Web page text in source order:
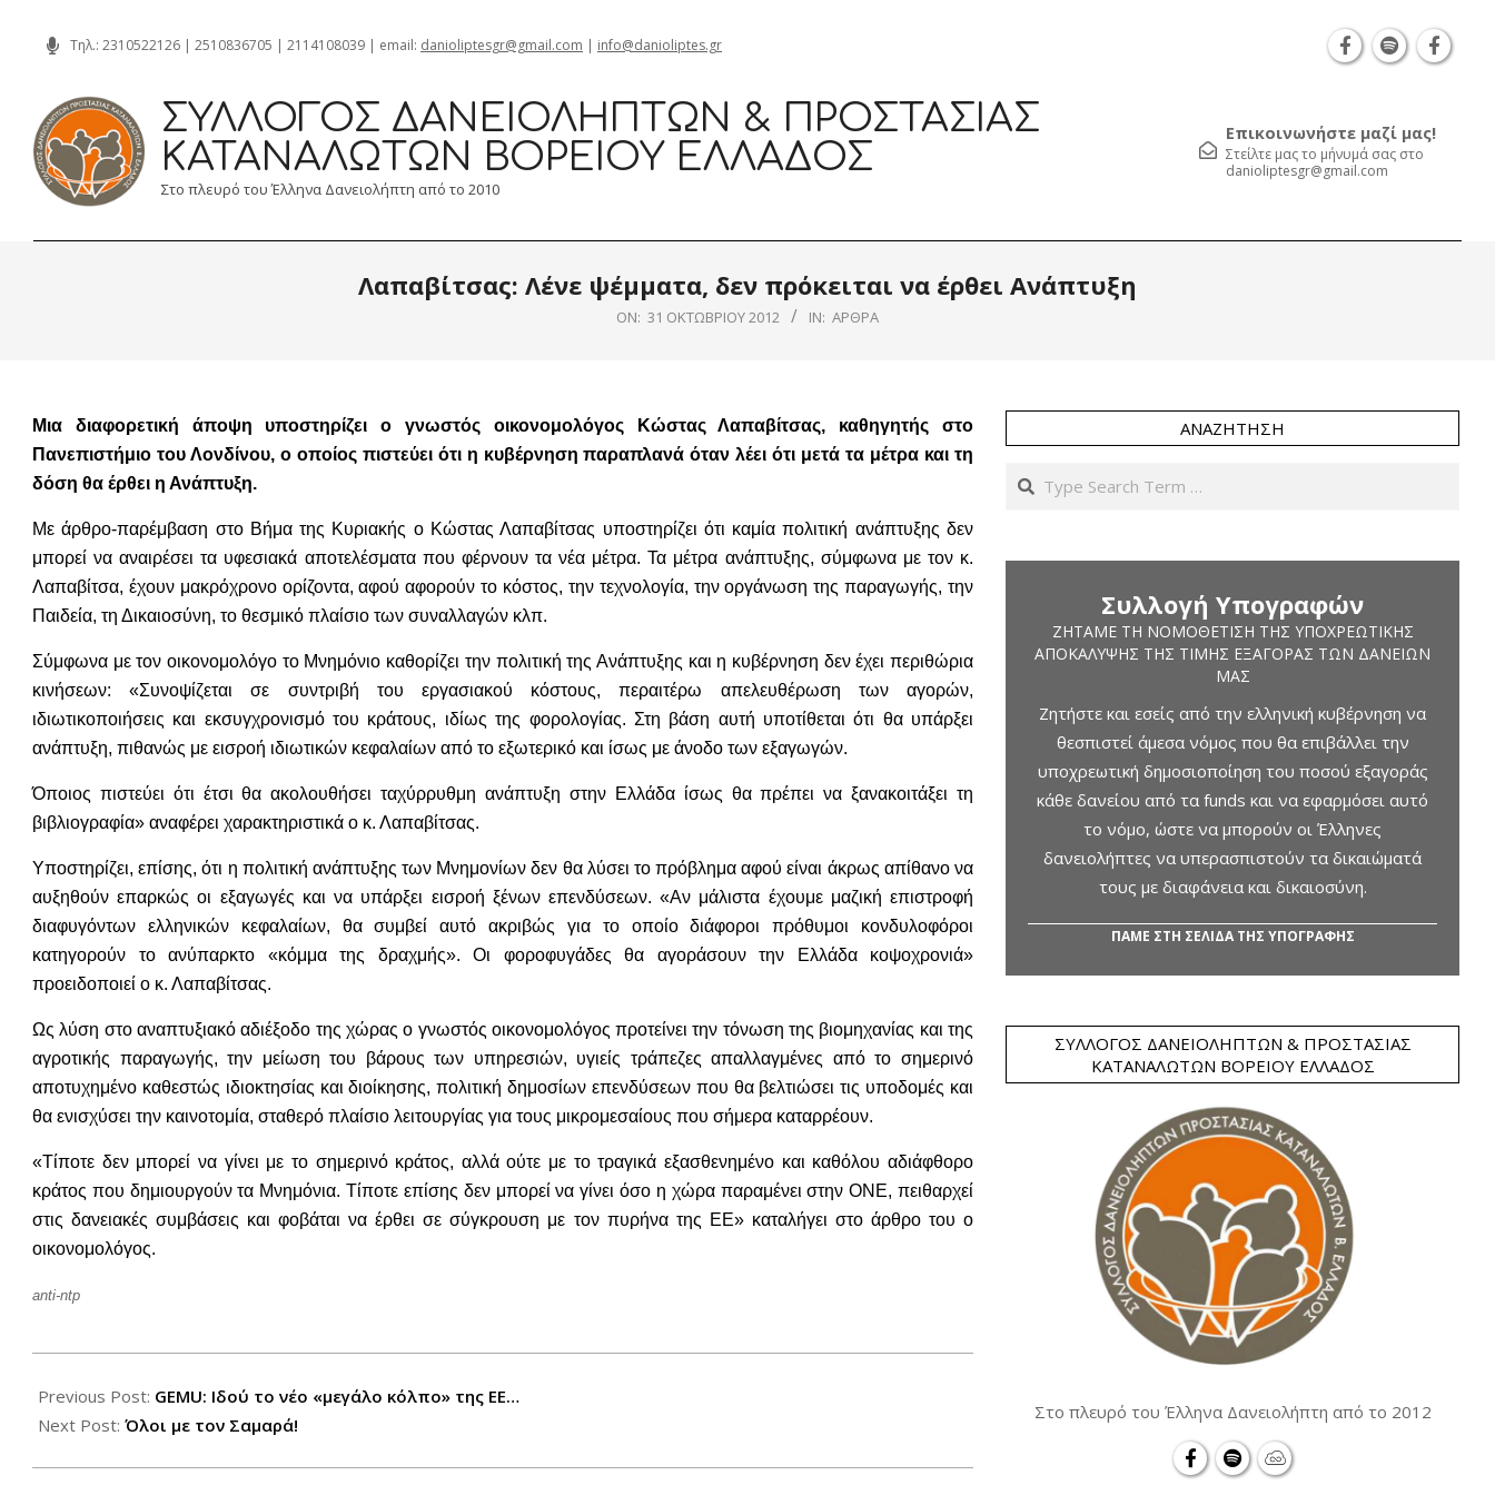
content
Τηλ.: 2310522126 | 2510836705 | 2114108039 | email: danioliptesgr@gmail.com | info@danioliptes.gr
ΣΎΛΛΟΓΟΣ ΔΑΝΕΙΟΛΗΠΤΏΝ & ΠΡΟΣΤΑΣΊΑΣ
ΚΑΤΑΝΑΛΩΤΏΝ ΒΟΡΕΊΟΥ ΕΛΛΆΔΟΣ
Στο πλευρό του Έλληνα Δανειολήπτη από το 2010
Επικοινωνήστε μαζί μας!
Στείλτε μας το μήνυμά σας στο
danioliptesgr@gmail.com
Λαπαβίτσας: Λένε ψέμματα, δεν πρόκειται να έρθει Ανάπτυξη
ON: 31 ΟΚΤΩΒΡΊΟΥ 2012 IN: ΆΡΘΡΑ
Μια διαφορετική άποψη υποστηρίζει ο γνωστός οικονομολόγος Κώστας Λαπαβίτσας, καθηγητής στο
Πανεπιστήμιο του Λονδίνου, ο οποίος πιστεύει ότι η κυβέρνηση παραπλανά όταν λέει ότι μετά τα μέτρα και τη
δόση θα έρθει η Ανάπτυξη.
Με άρθρο-παρέμβαση στο Βήμα της Κυριακής ο Κώστας Λαπαβίτσας υποστηρίζει ότι καμία πολιτική ανάπτυξης δεν
μπορεί να αναιρέσει τα υφεσιακά αποτελέσματα που φέρνουν τα νέα μέτρα. Τα μέτρα ανάπτυξης, σύμφωνα με τον κ.
Λαπαβίτσα, έχουν μακρόχρονο ορίζοντα, αφού αφορούν το κόστος, την τεχνολογία, την οργάνωση της παραγωγής, την
Παιδεία, τη Δικαιοσύνη, το θεσμικό πλαίσιο των συναλλαγών κλπ.
Σύμφωνα με τον οικονομολόγο το Μνημόνιο καθορίζει την πολιτική της Ανάπτυξης και η κυβέρνηση δεν έχει περιθώρια
κινήσεων: «Συνοψίζεται σε συντριβή του εργασιακού κόστους, περαιτέρω απελευθέρωση των αγορών,
ιδιωτικοποιήσεις και εκσυγχρονισμό του κράτους, ιδίως της φορολογίας. Στη βάση αυτή υποτίθεται ότι θα υπάρξει
ανάπτυξη, πιθανώς με εισροή ιδιωτικών κεφαλαίων από το εξωτερικό και ίσως με άνοδο των εξαγωγών.
Όποιος πιστεύει ότι έτσι θα ακολουθήσει ταχύρρυθμη ανάπτυξη στην Ελλάδα ίσως θα πρέπει να ξανακοιτάξει τη
βιβλιογραφία» αναφέρει χαρακτηριστικά ο κ. Λαπαβίτσας.
Υποστηρίζει, επίσης, ότι η πολιτική ανάπτυξης των Μνημονίων δεν θα λύσει το πρόβλημα αφού είναι άκρως απίθανο να
αυξηθούν επαρκώς οι εξαγωγές και να υπάρξει εισροή ξένων επενδύσεων. «Αν μάλιστα έχουμε μαζική επιστροφή
διαφυγόντων ελληνικών κεφαλαίων, θα συμβεί αυτό ακριβώς για το οποίο διάφοροι πρόθυμοι κονδυλοφόροι
κατηγορούν το ανύπαρκτο «κόμμα της δραχμής». Οι φοροφυγάδες θα αγοράσουν την Ελλάδα κοψοχρονιά»
προειδοποιεί ο κ. Λαπαβίτσας.
Ως λύση στο αναπτυξιακό αδιέξοδο της χώρας ο γνωστός οικονομολόγος προτείνει την τόνωση της βιομηχανίας και της
αγροτικής παραγωγής, την μείωση του βάρους των υπηρεσιών, υγιείς τράπεζες απαλλαγμένες από το σημερινό
αποτυχημένο καθεστώς ιδιοκτησίας και διοίκησης, πολιτική δημοσίων επενδύσεων που θα βελτιώσει τις υποδομές και
θα ενισχύσει την καινοτομία, σταθερό πλαίσιο λειτουργίας για τους μικρομεσαίους που σήμερα καταρρέουν.
«Τίποτε δεν μπορεί να γίνει με το σημερινό κράτος, αλλά ούτε με το τραγικά εξασθενημένο και καθόλου αδιάφθορο
κράτος που δημιουργούν τα Μνημόνια. Τίποτε επίσης δεν μπορεί να γίνει όσο η χώρα παραμένει στην ΟΝΕ, πειθαρχεί
στις δανειακές συμβάσεις και φοβάται να έρθει σε σύγκρουση με τον πυρήνα της ΕΕ» καταλήγει στο άρθρο του ο
οικονομολόγος.
anti-ntp
10-
31
Previous Post: GEMU: Ιδού το νέο «μεγάλο κόλπο» της ΕΕ…
Next Post: Όλοι με τον Σαμαρά!
ΑΝΑΖΉΤΗΣΗ
Search
Συλλογή Υπογραφών
ΖΗΤΆΜΕ ΤΗ ΝΟΜΟΘΈΤΙΣΗ ΤΗΣ ΥΠΟΧΡΕΩΤΙΚΉΣ
ΑΠΟΚΆΛΥΨΗΣ ΤΗΣ ΤΙΜΉΣ ΕΞΑΓΟΡΆΣ ΤΩΝ ΔΑΝΕΊΩΝ
ΜΑΣ
Ζητήστε και εσείς από την ελληνική κυβέρνηση να
θεσπιστεί άμεσα νόμος που θα επιβάλλει την
υποχρεωτική δημοσιοποίηση του ποσού εξαγοράς
κάθε δανείου από τα funds και να εφαρμόσει αυτό
το νόμο, ώστε να μπορούν οι Έλληνες
δανειολήπτες να υπερασπιστούν τα δικαιώματά
τους με διαφάνεια και δικαιοσύνη.
ΠΑΜΕ ΣΤΗ ΣΕΛΙΔΑ ΤΗΣ ΥΠΟΓΡΑΦΗΣ
ΣΎΛΛΟΓΟΣ ΔΑΝΕΙΟΛΗΠΤΏΝ & ΠΡΟΣΤΑΣΊΑΣ
ΚΑΤΑΝΑΛΩΤΏΝ ΒΟΡΕΊΟΥ ΕΛΛΆΔΟΣ
Στο πλευρό του Έλληνα Δανειολήπτη από το 2012